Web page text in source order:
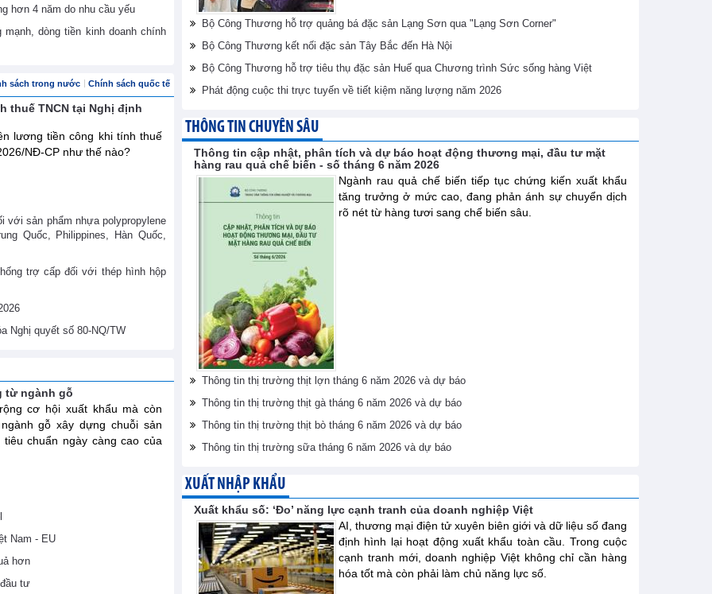
hơn 4 năm do nhu cầu yếu
dòng tiền kinh doanh chính
sách trong nước Chính sách quốc tế
thuế TNCN tại Nghị định
lương tiền công khi tính thuế
NĐ-CP như thế nào?
với sản phẩm nhựa polypropylene
Quốc, Philippines, Hàn Quốc,
trợ cấp đối với thép hình hộp
Nghị quyết số 80-NQ/TW
từ ngành gỗ
cơ hội xuất khẩu mà còn
gỗ xây dựng chuỗi sản
chuẩn ngày càng cao của
Nam - EU
hơn
tư
Bộ Công Thương hỗ trợ quảng bá đặc sản Lạng Sơn qua "Lạng Sơn Corner"
Bộ Công Thương kết nối đặc sản Tây Bắc đến Hà Nội
Bộ Công Thương hỗ trợ tiêu thụ đặc sản Huế qua Chương trình Sức sống hàng Việt
Phát động cuộc thi trực tuyến về tiết kiệm năng lượng năm 2026
THÔNG TIN CHUYÊN SÂU
Thông tin cập nhật, phân tích và dự báo hoạt động thương mại, đầu tư mặt
hàng rau quả chế biến - số tháng 6 năm 2026
Ngành rau quả chế biến tiếp tục chứng kiến xuất khẩu
tăng trưởng ở mức cao, đang phản ánh sự chuyển dịch
rõ nét từ hàng tươi sang chế biến sâu.
Thông tin thị trường thịt lợn tháng 6 năm 2026 và dự báo
Thông tin thị trường thịt gà tháng 6 năm 2026 và dự báo
Thông tin thị trường thịt bò tháng 6 năm 2026 và dự báo
Thông tin thị trường sữa tháng 6 năm 2026 và dự báo
XUẤT NHẬP KHẨU
Xuất khẩu số: ‘Đo’ năng lực cạnh tranh của doanh nghiệp Việt
AI, thương mại điện tử xuyên biên giới và dữ liệu số đang
định hình lại hoạt động xuất khẩu toàn cầu. Trong cuộc
cạnh tranh mới, doanh nghiệp Việt không chỉ cần hàng
hóa tốt mà còn phải làm chủ năng lực số.